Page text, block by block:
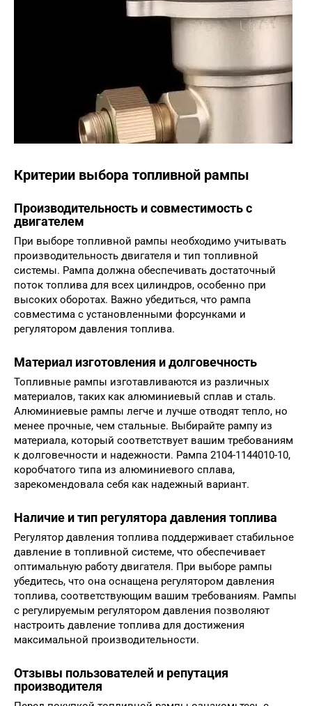
Критерии выбора топливной рампы
Производительность и совместимость с
двигателем
При выборе топливной рампы необходимо учитывать
производительность двигателя и тип топливной
системы. Рампа должна обеспечивать достаточный
поток топлива для всех цилиндров, особенно при
высоких оборотах. Важно убедиться, что рампа
совместима с установленными форсунками и
регулятором давления топлива.
Материал изготовления и долговечность
Топливные рампы изготавливаются из различных
материалов, таких как алюминиевый сплав и сталь.
Алюминиевые рампы легче и лучше отводят тепло, но
менее прочные, чем стальные. Выбирайте рампу из
материала, который соответствует вашим требованиям
к долговечности и надежности. Рампа 2104-1144010-10,
коробчатого типа из алюминиевого сплава,
зарекомендовала себя как надежный вариант.
Наличие и тип регулятора давления топлива
Регулятор давления топлива поддерживает стабильное
давление в топливной системе, что обеспечивает
оптимальную работу двигателя. При выборе рампы
убедитесь, что она оснащена регулятором давления
топлива, соответствующим вашим требованиям. Рампы
с регулируемым регулятором давления позволяют
настроить давление топлива для достижения
максимальной производительности.
Отзывы пользователей и репутация
производителя